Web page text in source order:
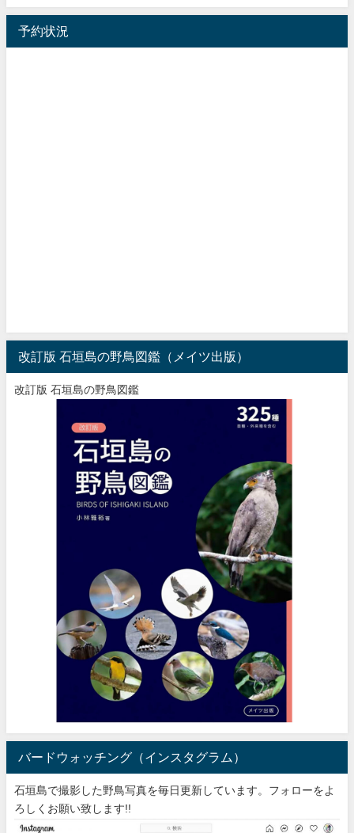
予約状況
改訂版 石垣島の野鳥図鑑（メイツ出版）
改訂版 石垣島の野鳥図鑑
バードウォッチング（インスタグラム）
石垣島で撮影した野鳥写真を毎日更新しています。フォローをよ
ろしくお願い致します!!